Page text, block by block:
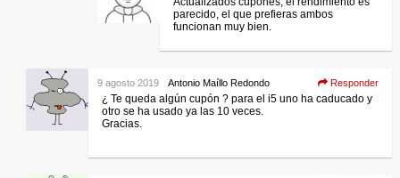
parecido, el que prefieras ambos
funcionan muy bien.
Antonio Maíllo Redondo
9 agosto 2019 Responder
¿ Te queda algún cupón ? para el i5 uno ha caducado y
otro se ha usado ya las 10 veces.
Gracias.